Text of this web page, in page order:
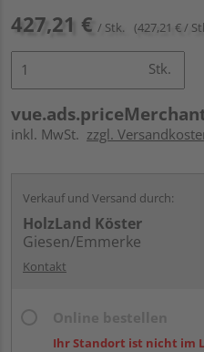
427,21 € / Stk. (427,21 € /
Stk.
inkl. MwSt. zzgl.
Verkauf und Versand durch:
HolzLand Köster
Giesen/Emmerke
Kontakt
Ihr Standort ist nicht im